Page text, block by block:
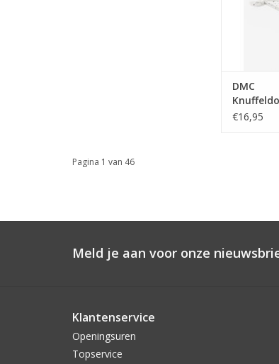
DMC
wit met
€16,95
Pagina 1 van 46
Meld je aan voor onze
Klantenservice
Openingsuren
Topservice